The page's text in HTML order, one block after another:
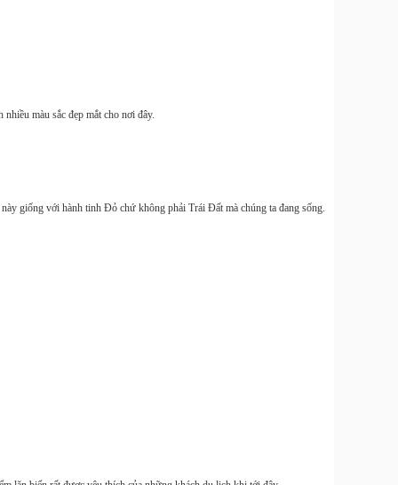
màu sắc đẹp mắt cho nơi đây.
giống với hành tinh Đỏ chứ không phải Trái Đất mà chúng ta đang sống.